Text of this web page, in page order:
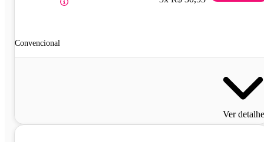
Convencional
Ver